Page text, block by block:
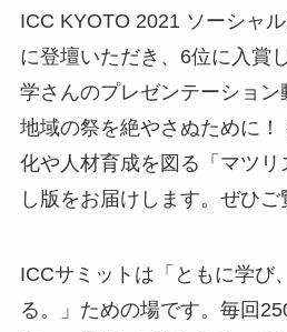
ICC KYOTO 2021 ソーシャ
に登壇いただき、6位に入賞
学さんのプレゼンテーション
地域の祭を絶やさぬために
化や人材育成を図る「マツリ
し版をお届けします。ぜひご
ICCサミットは「ともに学び
る。」ための場です。毎回